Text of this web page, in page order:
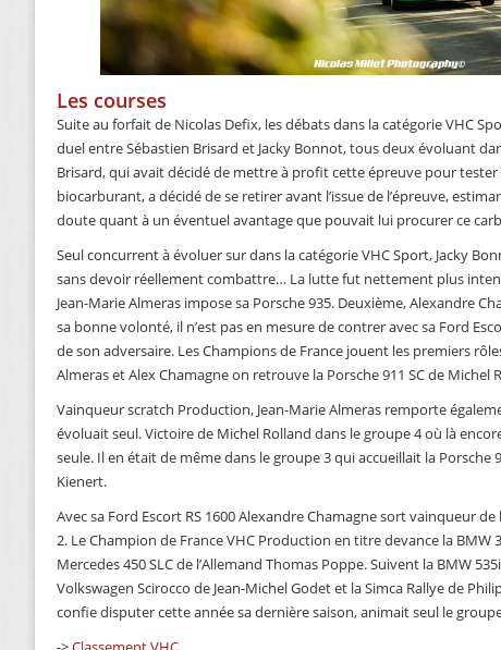
Les courses
Suite au forfait de Nicolas Defix, les débats dans la catégorie VHC
duel entre Sébastien Brisard et Jacky Bonnot, tous deux évoluant
Brisard, qui avait décidé de mettre à profit cette épreuve pour
biocarburant, a décidé de se retirer avant l’issue de l’épreuve,
doute quant à un éventuel avantage que pouvait lui procurer ce
Seul concurrent à évoluer sur dans la catégorie VHC Sport, Jacky
sans devoir réellement combattre… La lutte fut nettement plus
Jean-Marie Almeras impose sa Porsche 935. Deuxième, Alexandre
sa bonne volonté, il n’est pas en mesure de contrer avec sa Ford
de son adversaire. Les Champions de France jouent les premiers
Almeras et Alex Chamagne on retrouve la Porsche 911 SC de Michel
Vainqueur scratch Production, Jean-Marie Almeras remporte
évoluait seul. Victoire de Michel Rolland dans le groupe 4 où là
seule. Il en était de même dans le groupe 3 qui accueillait la Porsche
Kienert.
Avec sa Ford Escort RS 1600 Alexandre Chamagne sort vainqueur
2. Le Champion de France VHC Production en titre devance la BMW
Mercedes 450 SLC de l’Allemand Thomas Poppe. Suivent la BMW
Volkswagen Scirocco de Jean-Michel Godet et la Simca Rallye de
confie disputer cette année sa dernière saison, animait seul le